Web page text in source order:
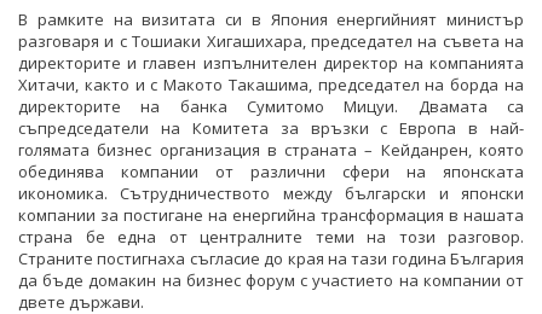
В рамките на визитата си в Япония енергийният министър
разговаря и с Тошиаки Хигашихара, председател на съвета на
директорите и главен изпълнителен директор на компанията
Хитачи, както и с Макото Такашима, председател на борда на
директорите на банка Сумитомо Мицуи. Двамата са
съпредседатели на Комитета за връзки с Европа в най-
голямата бизнес организация в страната – Кейданрен, която
обединява компании от различни сфери на японската
икономика. Сътрудничеството между български и японски
компании за постигане на енергийна трансформация в нашата
страна бе една от централните теми на този разговор.
Страните постигнаха съгласие до края на тази година България
да бъде домакин на бизнес форум с участието на компании от
двете държави.